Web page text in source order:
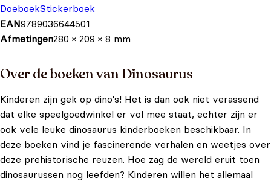
DoeboekStickerboek
EAN9789036644501
Afmetingen280 × 209 × 8 mm
Over de boeken van Dinosaurus
Kinderen zijn gek op dino's! Het is dan ook niet verassend
dat elke speelgoedwinkel er vol mee staat, echter zijn er
ook vele leuke dinosaurus kinderboeken beschikbaar. In
deze boeken vind je fascinerende verhalen en weetjes over
deze prehistorische reuzen. Hoe zag de wereld eruit toen
dinosaurussen nog leefden? Kinderen willen het allemaal